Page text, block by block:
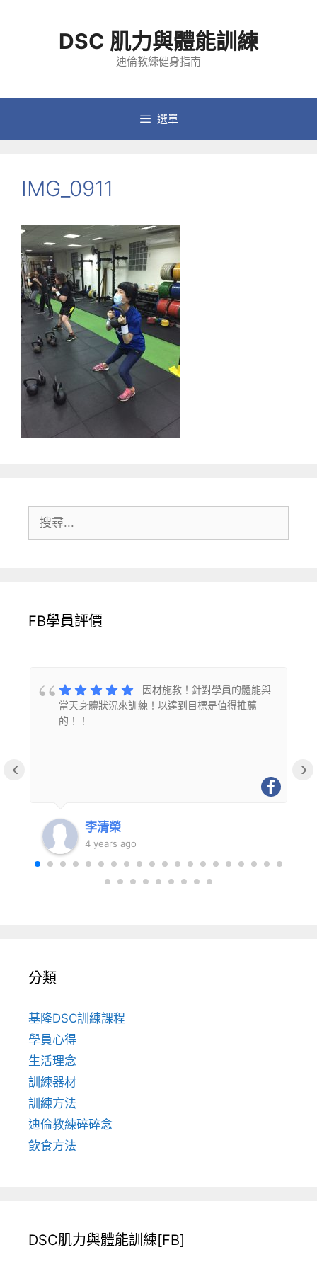
容
DSC 肌力與體能訓練
迪倫教練健身指南
選單
IMG_0911
尋:
FB學員評價
因材施教！針對學員的體能與
當天身體狀況來訓練！以達到目標是值得推薦
的！！
李清榮
4 years ago
‹ ›
分類
基隆DSC訓練課程
學員心得
生活理念
訓練器材
訓練方法
迪倫教練碎碎念
飲食方法
DSC肌力與體能訓練[FB]